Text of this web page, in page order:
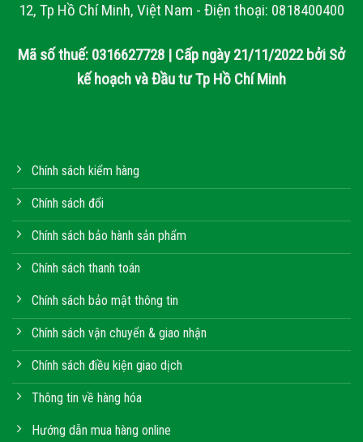
12, Tp Hồ Chí Minh, Việt Nam - Điện thoại: 0818400400
Mã số thuế: 0316627728 | Cấp ngày 21/11/2022 bởi Sở
kế hoạch và Đầu tư Tp Hồ Chí Minh
Chính sách kiểm hàng
Chính sách đổi
Chính sách bảo hành sản phẩm
Chính sách thanh toán
Chính sách bảo mật thông tin
Chính sách vận chuyển & giao nhận
Chính sách điều kiện giao dịch
Thông tin về hàng hóa
Hướng dẫn mua hàng online